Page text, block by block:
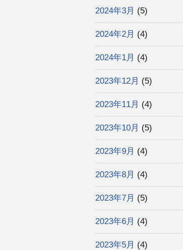
2024年3月 (5)
2024年2月 (4)
2024年1月 (4)
2023年12月 (5)
2023年11月 (4)
2023年10月 (5)
2023年9月 (4)
2023年8月 (4)
2023年7月 (5)
2023年6月 (4)
2023年5月 (4)